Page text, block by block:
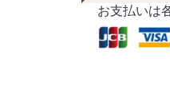
お支払いは